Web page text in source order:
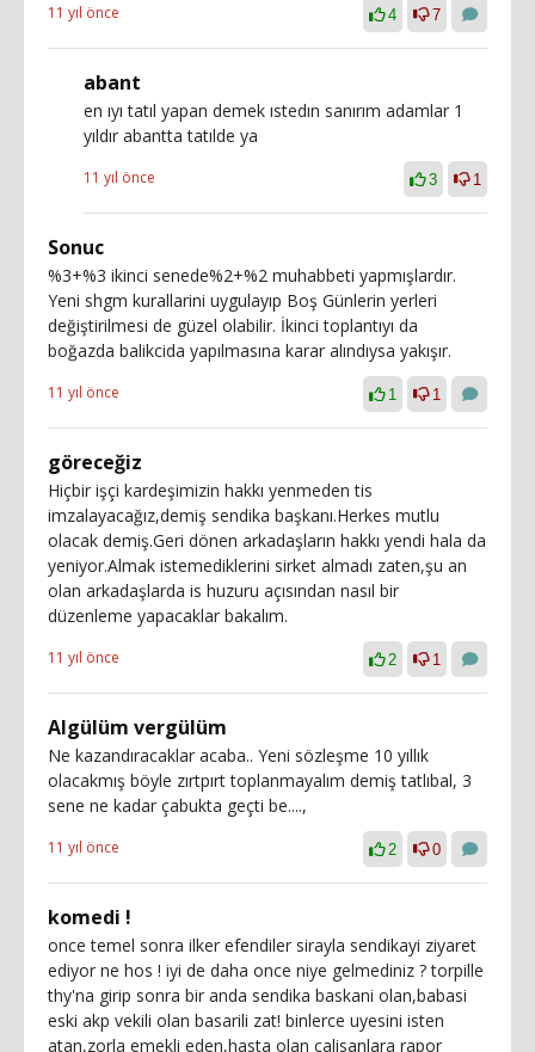
11 yıl önce 4 7
abant
en ıyı tatıl yapan demek ıstedın sanırım adamlar 1
yıldır abantta tatılde ya
11 yıl önce 3 1
Sonuc
%3+%3 ikinci senede%2+%2 muhabbeti yapmışlardır.
Yeni shgm kurallarini uygulayıp Boş Günlerin yerleri
değiştirilmesi de güzel olabilir. İkinci toplantıyı da
boğazda balikcida yapılmasına karar alındıysa yakışır.
11 yıl önce 1 1
göreceğiz
Hiçbir işçi kardeşimizin hakkı yenmeden tis
imzalayacağız,demiş sendika başkanı.Herkes mutlu
olacak demiş.Geri dönen arkadaşların hakkı yendi hala da
yeniyor.Almak istemediklerini sirket almadı zaten,şu an
olan arkadaşlarda is huzuru açısından nasıl bir
düzenleme yapacaklar bakalım.
11 yıl önce 2 1
Algülüm vergülüm
Ne kazandıracaklar acaba.. Yeni sözleşme 10 yıllık
olacakmış böyle zırtpırt toplanmayalım demiş tatlıbal, 3
sene ne kadar çabukta geçti be....,
11 yıl önce 2 0
komedi !
once temel sonra ilker efendiler sirayla sendikayi ziyaret
ediyor ne hos ! iyi de daha once niye gelmediniz ? torpille
thy'na girip sonra bir anda sendika baskani olan,babasi
eski akp vekili olan basarili zat! binlerce uyesini isten
atan,zorla emekli eden,hasta olan calisanlara rapor